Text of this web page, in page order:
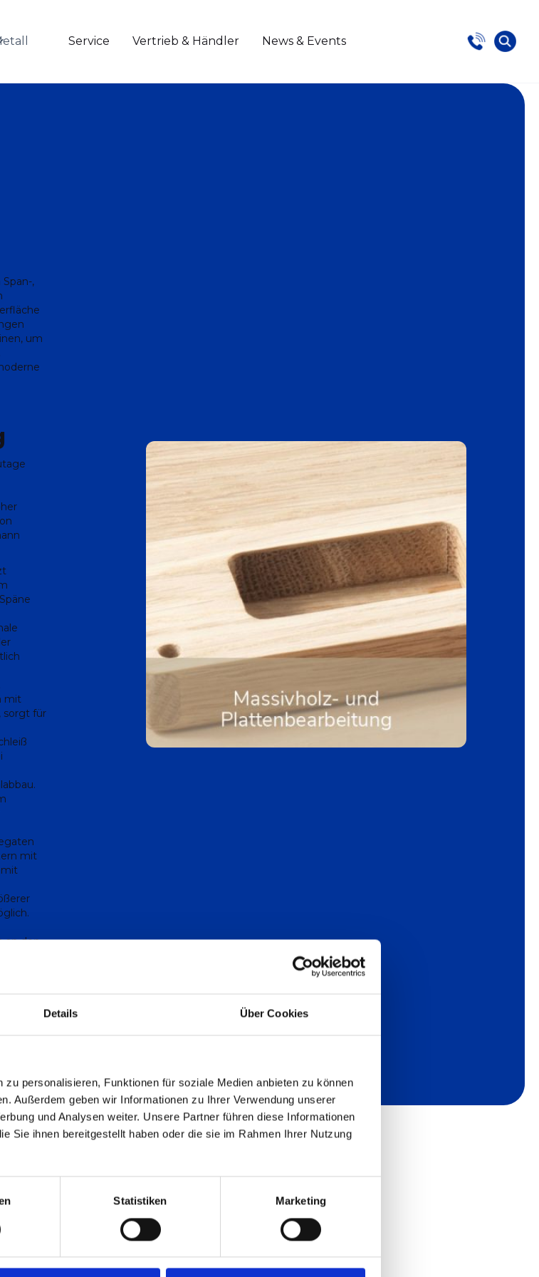
Details Über Cookies
personalisieren, Funktionen für soziale Medien anbieten zu können
Außerdem geben wir Informationen zu Ihrer Verwendung unserer
und Analysen weiter. Unsere Partner führen diese Informationen
Sie ihnen bereitgestellt haben oder die sie im Rahmen Ihrer Nutzung
Statistiken Marketing
Service Vertrieb & Händler News & Events
,
um
mit
sorgt für
mit
mit
an den